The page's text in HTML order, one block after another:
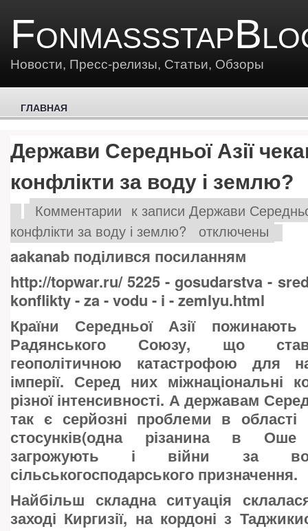
Новости, Пресс-релизы, Статьи, Обзоры
ГЛАВНАЯ
Держави Середньої Азії
конфлікти за воду і землю?
Комментарии к записи Держави
конфлікти за воду і землю?
отключены
aakanab поділився посиланням
http://topwar.ru/ 5225 - gosudarstva -
konflikty - za - vodu - i - zemlyu.html
Країни Середньої Азії
Радянського Союзу, що
геополітичною катастрофою для
імперії. Серед них міжнаціональні
різної інтенсивності. А державам
так є серйозні проблеми в області
стосунків(одна різанина в
загрожують і війни за
сільськогосподарського призначення.
Найбільш складна ситуація
заході Киргизії, на кордоні з